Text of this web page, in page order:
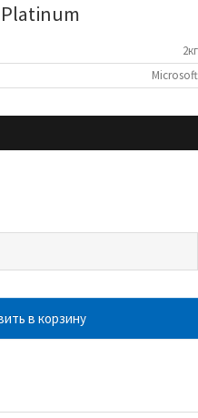
Platinum
2кг
Microsoft